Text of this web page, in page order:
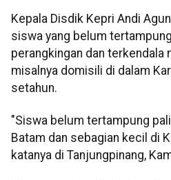
Kepala Disdik Kepri Andi
siswa yang belum
perangkingan dan terkendala
misalnya domisili di dalam
setahun.
"Siswa belum tertampung
Batam dan sebagian kecil di
katanya di Tanjungpinang,